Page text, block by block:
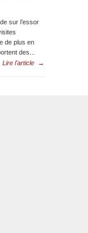
sur l’essor
de plus en
des...
Lire l'article
→